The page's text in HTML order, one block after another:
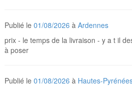
Publié le01/08/2026 àArdennes
prix - le temps de la livraison - y a t il
à poser
Publié le01/08/2026 à Hautes-